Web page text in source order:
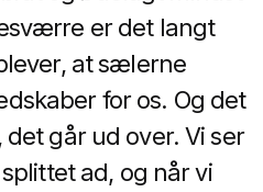
er det langt
at sælerne
for os. Og det
går ud over. Vi ser
ad, og når vi